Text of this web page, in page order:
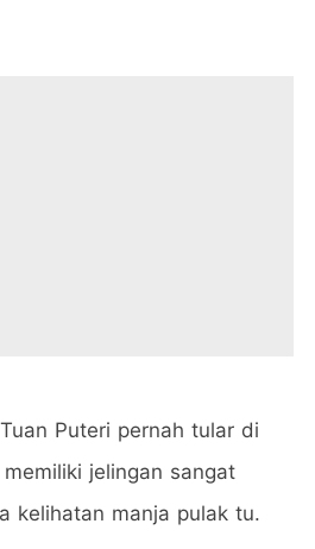
Puteri pernah tular di
jelingan sangat
kelihatan manja pulak tu.